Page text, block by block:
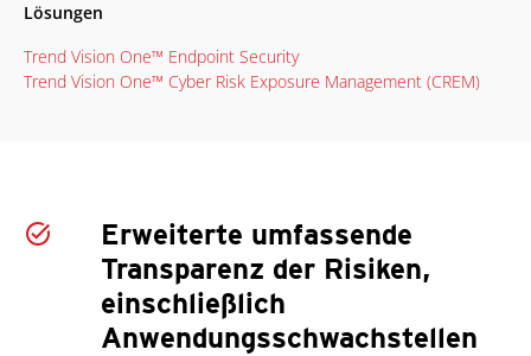
Lösungen
Trend Vision One™ Endpoint Security
Trend Vision One™ Cyber Risk Exposure Management (CREM)
Erweiterte umfassende
Transparenz der Risiken,
einschließlich
Anwendungsschwachstellen